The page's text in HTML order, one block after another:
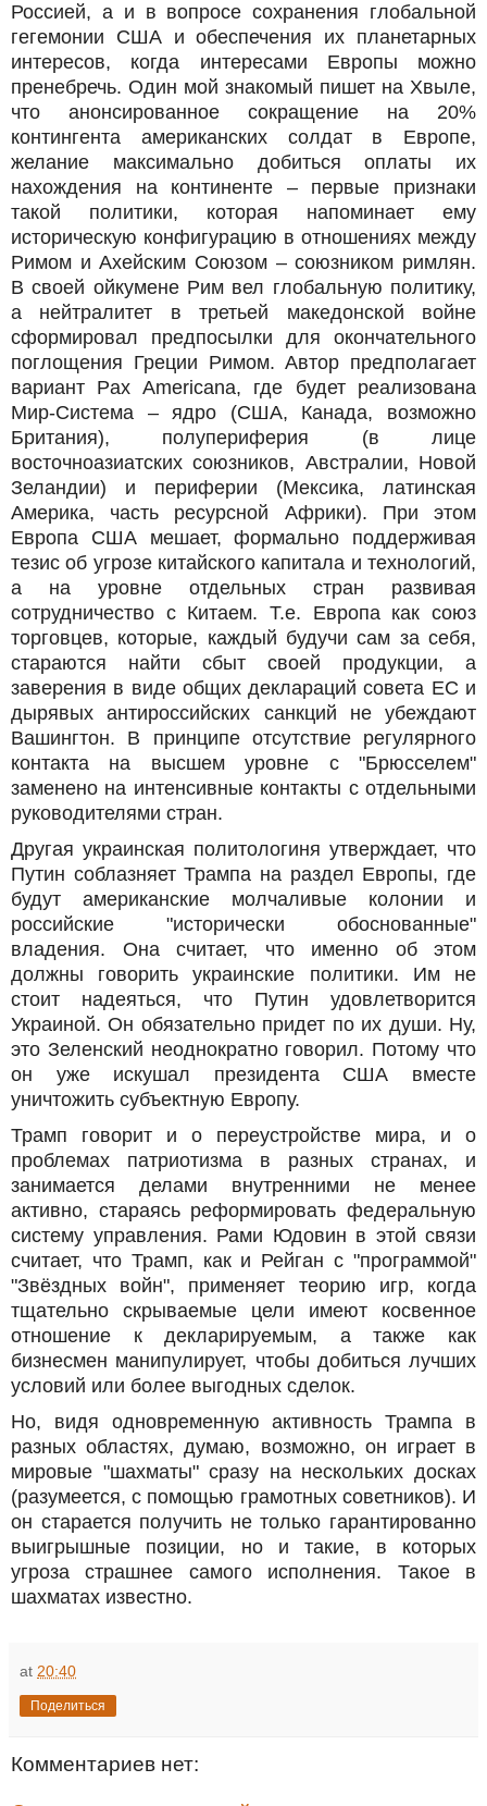
Россией, а и в вопросе сохранения глобальной
гегемонии США и обеспечения их планетарных
интересов, когда интересами Европы можно
пренебречь. Один мой знакомый пишет на Хвыле,
что анонсированное сокращение на 20%
контингента американских солдат в Европе,
желание максимально добиться оплаты их
нахождения на континенте – первые признаки
такой политики, которая напоминает ему
историческую конфигурацию в отношениях между
Римом и Ахейским Союзом – союзником римлян.
В своей ойкумене Рим вел глобальную политику,
а нейтралитет в третьей македонской войне
сформировал предпосылки для окончательного
поглощения Греции Римом. Автор предполагает
вариант Pax Americana, где будет реализована
Мир-Система – ядро (США, Канада, возможно
Британия), полупериферия (в лице
восточноазиатских союзников, Австралии, Новой
Зеландии) и периферии (Мексика, латинская
Америка, часть ресурсной Африки). При этом
Европа США мешает, формально поддерживая
тезис об угрозе китайского капитала и технологий,
а на уровне отдельных стран развивая
сотрудничество с Китаем. Т.е. Европа как союз
торговцев, которые, каждый будучи сам за себя,
стараются найти сбыт своей продукции, а
заверения в виде общих деклараций совета ЕС и
дырявых антироссийских санкций не убеждают
Вашингтон. В принципе отсутствие регулярного
контакта на высшем уровне с "Брюсселем"
заменено на интенсивные контакты с отдельными
руководителями стран.
Другая украинская политологиня утверждает, что
Путин соблазняет Трампа на раздел Европы, где
будут американские молчаливые колонии и
российские "исторически обоснованные"
владения. Она считает, что именно об этом
должны говорить украинские политики. Им не
стоит надеяться, что Путин удовлетворится
Украиной. Он обязательно придет по их души. Ну,
это Зеленский неоднократно говорил. Потому что
он уже искушал президента США вместе
уничтожить субъектную Европу.
Трамп говорит и о переустройстве мира, и о
проблемах патриотизма в разных странах, и
занимается делами внутренними не менее
активно, стараясь реформировать федеральную
систему управления. Рами Юдовин в этой связи
считает, что Трамп, как и Рейган с "программой"
"Звёздных войн", применяет теорию игр, когда
тщательно скрываемые цели имеют косвенное
отношение к декларируемым, а также как
бизнесмен манипулирует, чтобы добиться лучших
условий или более выгодных сделок.
Но, видя одновременную активность Трампа в
разных областях, думаю, возможно, он играет в
мировые "шахматы" сразу на нескольких досках
(разумеется, с помощью грамотных советников). И
он старается получить не только гарантированно
выигрышные позиции, но и такие, в которых
угроза страшнее самого исполнения. Такое в
шахматах известно.
at 20:40
Поделиться
Комментариев нет: